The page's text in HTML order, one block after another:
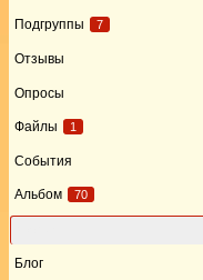
Подгруппы 7
Отзывы
Опросы
Файлы 1
События
Альбом 70
Блог